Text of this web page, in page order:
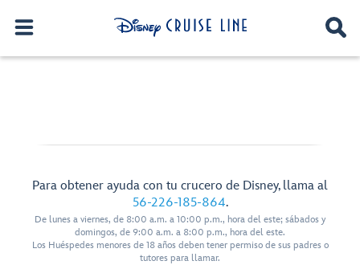
Para obtener ayuda con tu crucero de Disney, llama al
56-226-185-864.
De lunes a viernes, de 8:00 a.m. a 10:00 p.m., hora del este; sábados y
domingos, de 9:00 a.m. a 8:00 p.m., hora del este.
Los Huéspedes menores de 18 años deben tener permiso de sus padres o
tutores para llamar.